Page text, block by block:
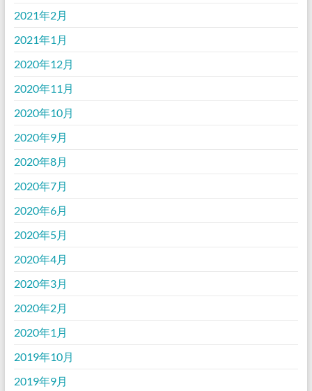
2021年2月
2021年1月
2020年12月
2020年11月
2020年10月
2020年9月
2020年8月
2020年7月
2020年6月
2020年5月
2020年4月
2020年3月
2020年2月
2020年1月
2019年10月
2019年9月